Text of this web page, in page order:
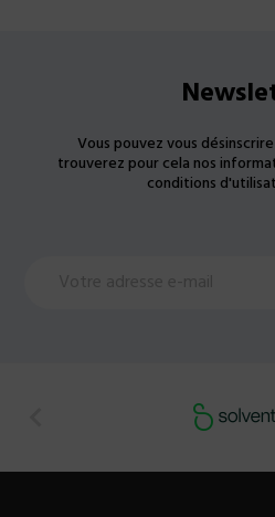
Vous pouvez vous
trouverez pour cela nos
conditions